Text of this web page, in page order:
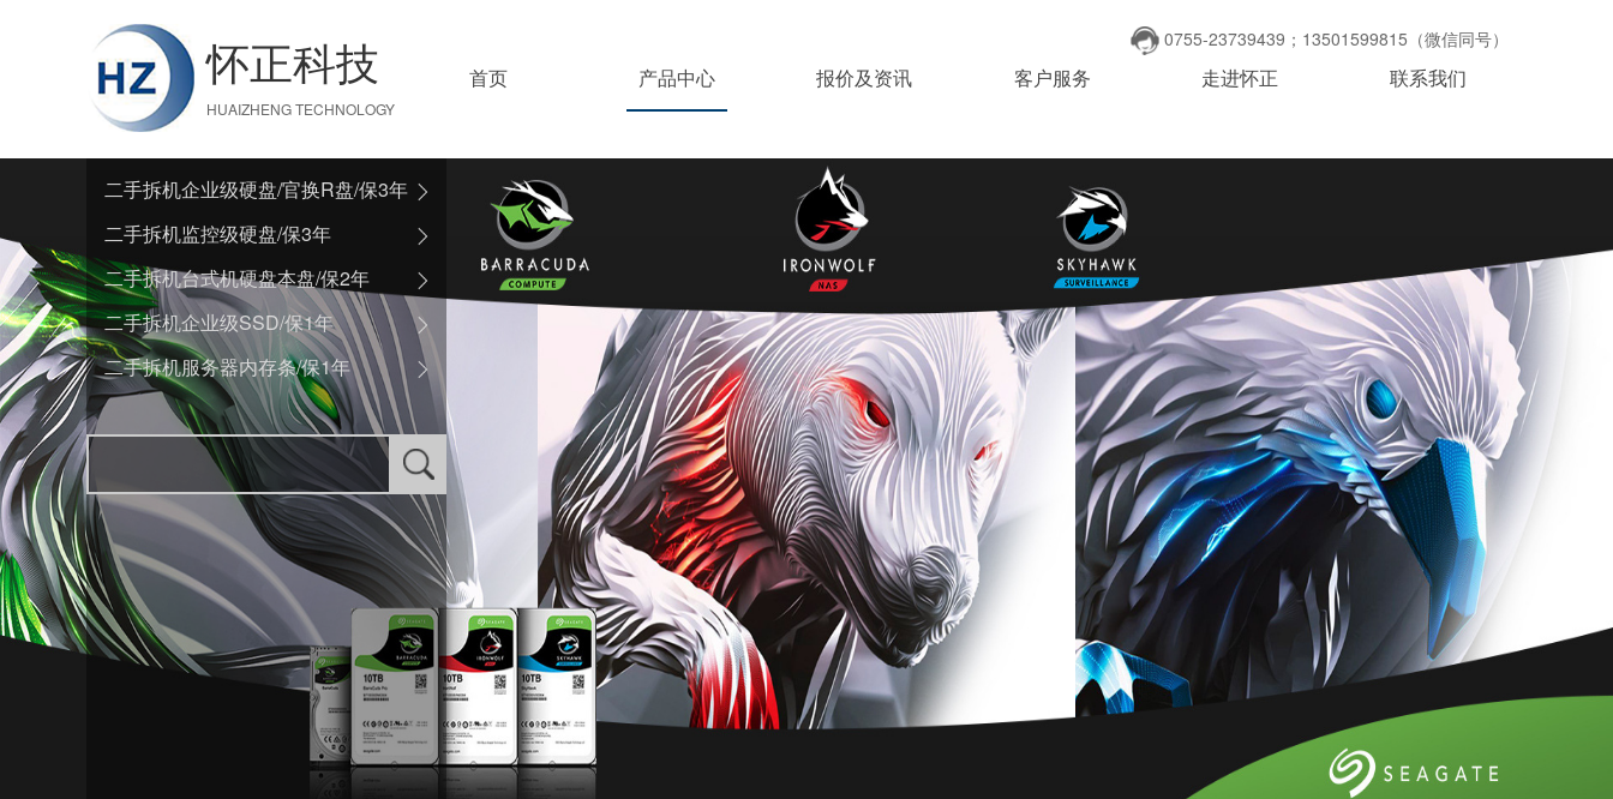
怀正科技
HUAIZHENG TECHNOLOGY
0755-23739439；13501599815（微信同号）
首页 产品中心 报价及资讯 客户服务 走进怀正 联系我们
二手拆机企业级硬盘/官换R盘/保3年
二手拆机监控级硬盘/保3年
二手拆机台式机硬盘本盘/保2年
二手拆机企业级SSD/保1年
二手拆机服务器内存条/保1年